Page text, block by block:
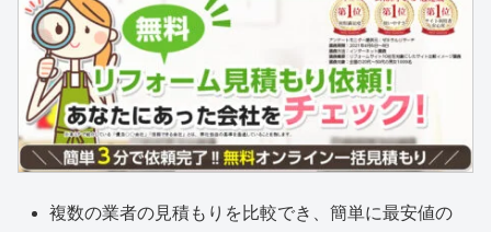
複数の業者の見積もりを比較でき、簡単に最安値の